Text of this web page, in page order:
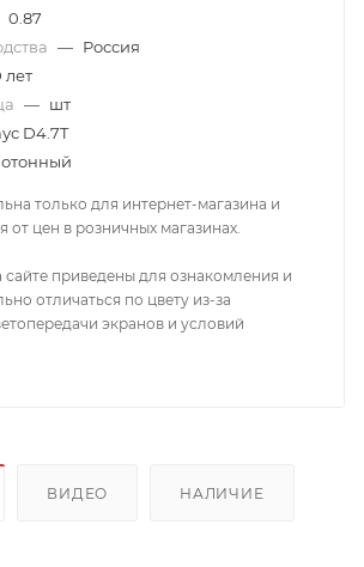
0.87
— Россия
лет
— шт
D4.7T
только для интернет-магазина и
от цен в розничных магазинах.
сайте приведены для ознакомления и
отличаться по цвету из-за
экранов и условий
ВИДЕО НАЛИЧИЕ